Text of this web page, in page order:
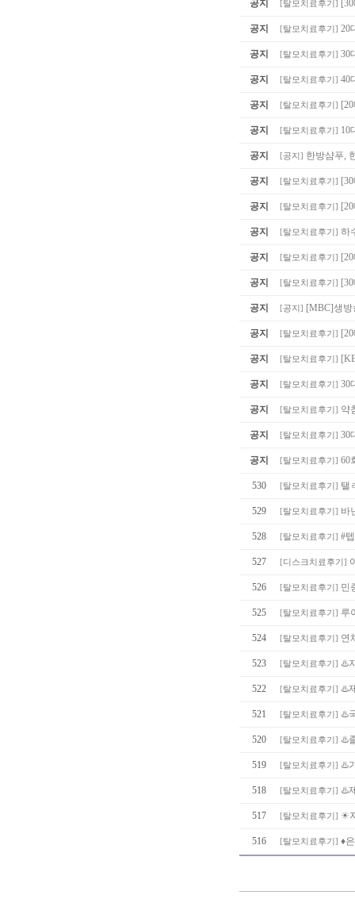
공지 [탈모치료후기 ]
공지 [탈모치료후기 ] 20
공지 [탈모치료후기 ] 30
공지 [탈모치료후기 ] 40
공지 [탈모치료후기 ]
공지 [탈모치료후기 ] 10
공지 [공지 ] 한방샴푸,
공지 [탈모치료후기 ]
공지 [탈모치료후기 ]
공지 [탈모치료후기 ] 하
공지 [탈모치료후기 ]
공지 [탈모치료후기 ]
공지 [공지 ] [MBC]생방
공지 [탈모치료후기 ]
공지 [탈모치료후기 ]
공지 [탈모치료후기 ] 30
공지 [탈모치료후기 ] 약
공지 [탈모치료후기 ] 30
공지 [탈모치료후기 ] 60
530 [탈모치료후기 ] 탤
529 [탈모치료후기 ] 바
528 [탈모치료후기 ] #
527 [디스크치료후기 ]
526 [탈모치료후기 ] 민
525 [탈모치료후기 ] 루
524 [탈모치료후기 ] 연
523 [탈모치료후기 ] ♨️
522 [탈모치료후기 ] ♨️
521 [탈모치료후기 ] ♨️
520 [탈모치료후기 ] ♨️
519 [탈모치료후기 ] ♨️
518 [탈모치료후기 ] ♨️
517 [탈모치료후기 ] ☀
516 [탈모치료후기 ] ♦